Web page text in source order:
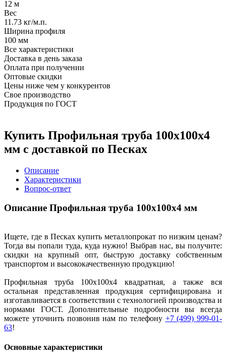
12 м
Вес
11.73 кг/м.п.
Ширина профиля
100 мм
Все характеристики
Доставка в день заказа
Оплата при получении
Оптовые скидки
Цены ниже чем у конкурентов
Свое производство
Продукция по ГОСТ
Купить Профильная труба 100х100х4
мм с доставкой по Песках
Описание
Характеристики
Вопрос-ответ
Описание Профильная труба 100х100х4 мм
Ищете, где в Песках купить металлопрокат по низким ценам?
Тогда вы попали туда, куда нужно! Выбрав нас, вы получите:
скидки на крупный опт, быструю доставку собственным
транспортом и высококачественную продукцию!
Профильная труба 100х100х4 квадратная, а также вся
остальная представленная продукция сертифицирована и
изготавливается в соответствии с технологией производства и
нормами ГОСТ. Дополнительные подробности вы всегда
можете уточнить позвонив нам по телефону +7 (499) 999-01-
63!
Основные характеристики